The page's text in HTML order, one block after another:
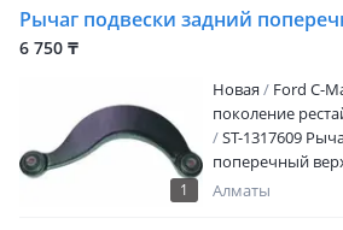
Рычаг подвески задний
6 750 ₸
1
Новая
Ford C-
поколение
ST-1317609
поперечный
2003-2013
Алматы